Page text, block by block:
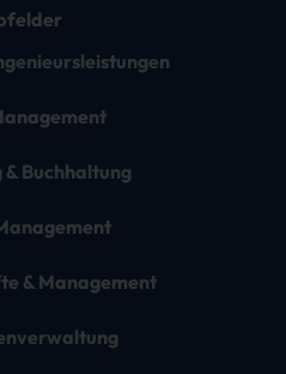
Buchhaltung
& Management